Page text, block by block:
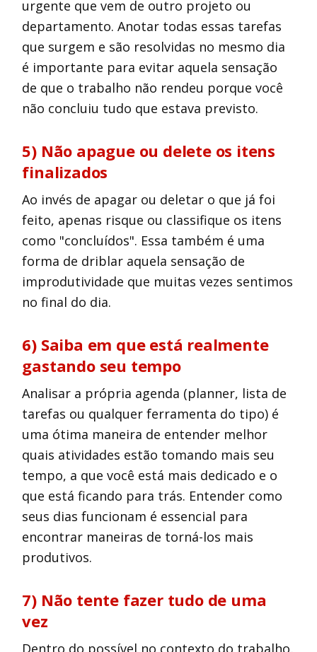
urgente que vem de outro projeto ou
departamento. Anotar todas essas tarefas
que surgem e são resolvidas no mesmo dia
é importante para evitar aquela sensação
de que o trabalho não rendeu porque você
não concluiu tudo que estava previsto.
5) Não apague ou delete os itens
finalizados
Ao invés de apagar ou deletar o que já foi
feito, apenas risque ou classifique os itens
como "concluídos". Essa também é uma
forma de driblar aquela sensação de
improdutividade que muitas vezes sentimos
no final do dia.
6) Saiba em que está realmente
gastando seu tempo
Analisar a própria agenda (planner, lista de
tarefas ou qualquer ferramenta do tipo) é
uma ótima maneira de entender melhor
quais atividades estão tomando mais seu
tempo, a que você está mais dedicado e o
que está ficando para trás. Entender como
seus dias funcionam é essencial para
encontrar maneiras de torná-los mais
produtivos.
7) Não tente fazer tudo de uma
vez
Dentro do possível no contexto do trabalho,